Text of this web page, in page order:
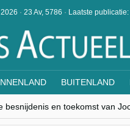
· 23 Av, 5786 · Laatste publicatie:
BUITENLAND
besnijdenis en toekomst van
toont hoe moeilijk